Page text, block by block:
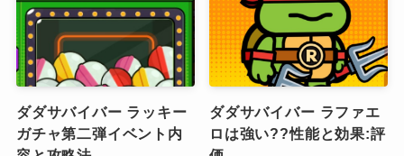
ダダサバイバー ラッキー
ガチャ第二弾イベント内
ダダサバイバー ラファエ
ロは強い??性能と効果:評